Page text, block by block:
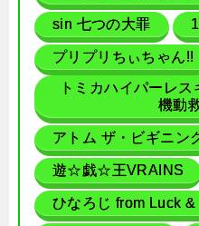
sin 七つの大罪
プリプリちぃちゃん!!
トミカハイパーレ
機動
アトム ザ・ビギニン
遊☆戯☆王VRAINS
ひなろじ from Luck